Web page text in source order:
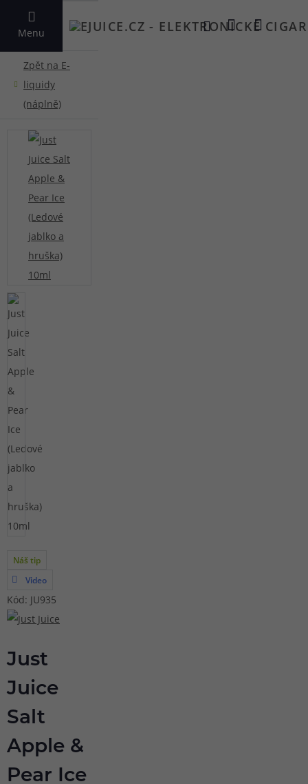
Menu
VYHLEDAT
Náš tip
Video
Kód: JU935
Just
Juice
Salt
Apple &
Pear Ice